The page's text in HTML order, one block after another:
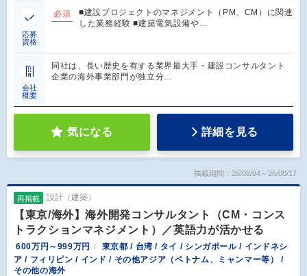
応募
資格
必須
■建設プロジェクトのマネジメント（PM、CM）に関連
した業務経験 ■建築電気設備や…
会社
概要
同社は、長い歴史を有する業界最大手・建設コンサルタント
企業の海外事業部門が独立分…
気になる 詳細を見る
掲載期間：26/08/04～26/08/17
再掲載 設計（建築）
【東京/海外】海外開発コンサルタント（CM・コンス
トラクションマネジメント）／英語力が活かせる
600万円～999万円
東京都 / 台湾 / タイ / シンガポール / インドネシ
ア / フィリピン / インド / その他アジア（ベトナム、ミャンマー等） /
その他の海外